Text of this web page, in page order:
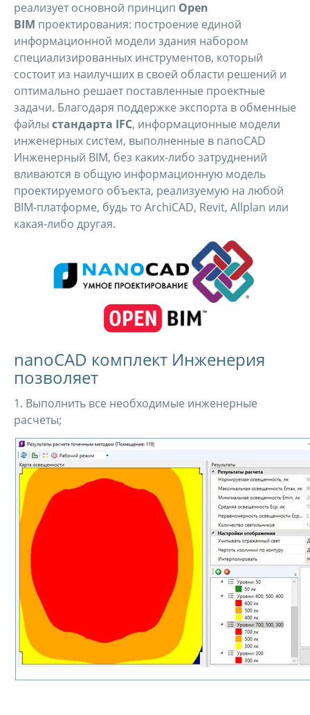
реализует основной принцип Open
BIM проектирования: построение единой
информационной модели здания набором
специализированных инструментов, который
состоит из наилучших в своей области решений и
оптимально решает поставленные проектные
задачи. Благодаря поддержке экспорта в обменные
файлы стандарта IFC, информационные модели
инженерных систем, выполненные в nanoCAD
Инженерный BIM, без каких-либо затруднений
вливаются в общую информационную модель
проектируемого объекта, реализуемую на любой
BIM-платформе, будь то ArchiCAD, Revit, Allplan или
какая-либо другая.
nanoCAD комплект Инженерия
позволяет
1. Выполнить все необходимые инженерные
расчеты;